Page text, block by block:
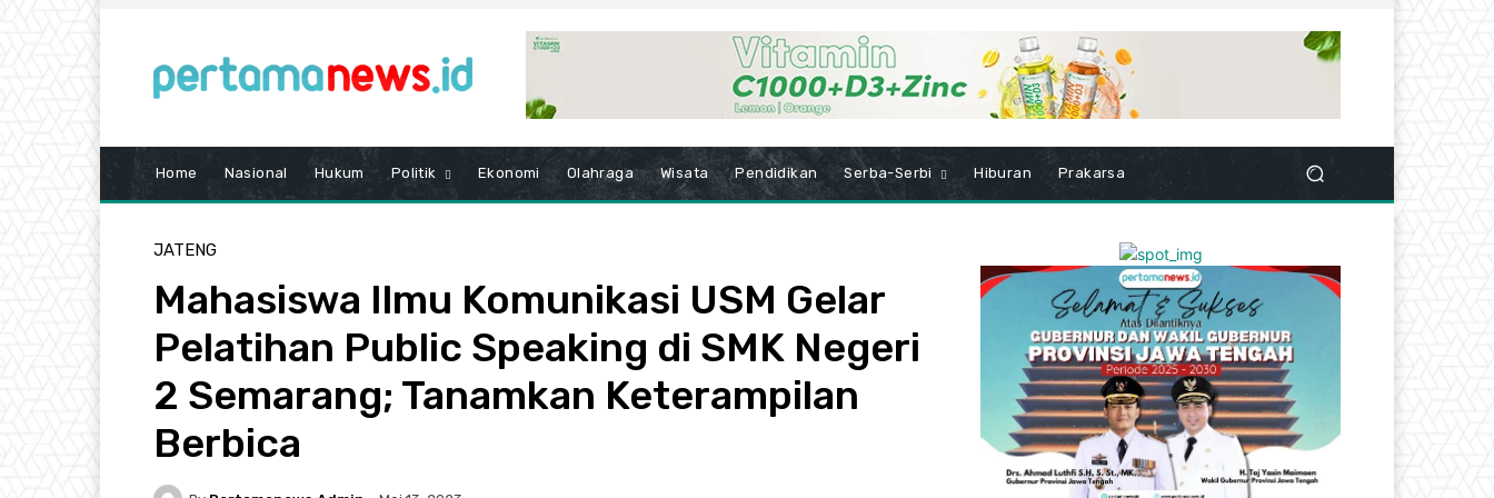
Home Nasional Hukum Politik Ekonomi Olahraga Wisata Pendidikan Serba-Serbi Hiburan Prakarsa
JATENG
Mahasiswa Ilmu Komunikasi USM Gelar
Pelatihan Public Speaking di SMK Negeri
2 Semarang; Tanamkan Keterampilan
Berbica